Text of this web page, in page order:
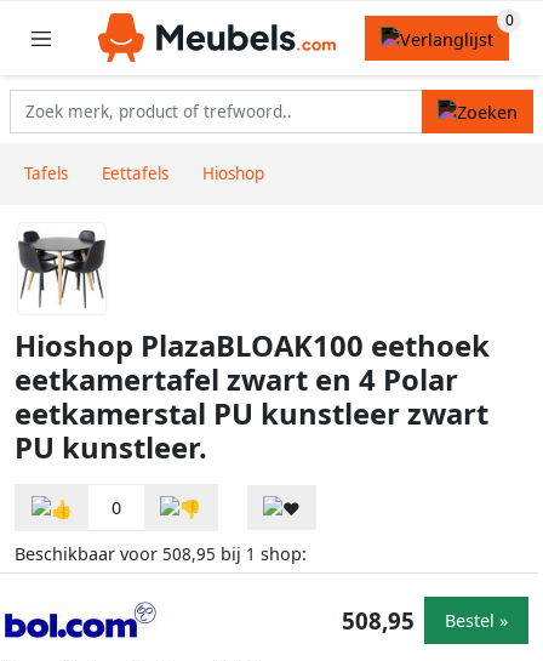
Tafels Eettafels Hioshop
Hioshop PlazaBLOAK100 eethoek
eetkamertafel zwart en 4 Polar
eetkamerstal PU kunstleer zwart
PU kunstleer.
0
Beschikbaar voor 508,95 bij 1 shop:
508,95 Bestel »